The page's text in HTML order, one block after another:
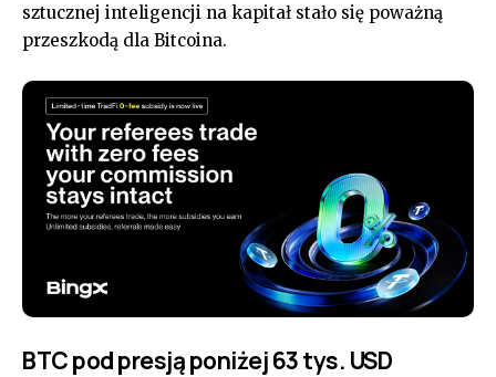
sztucznej inteligencji na kapitał stało się poważną
przeszkodą dla Bitcoina.
BTC pod presją poniżej 63 tys. USD